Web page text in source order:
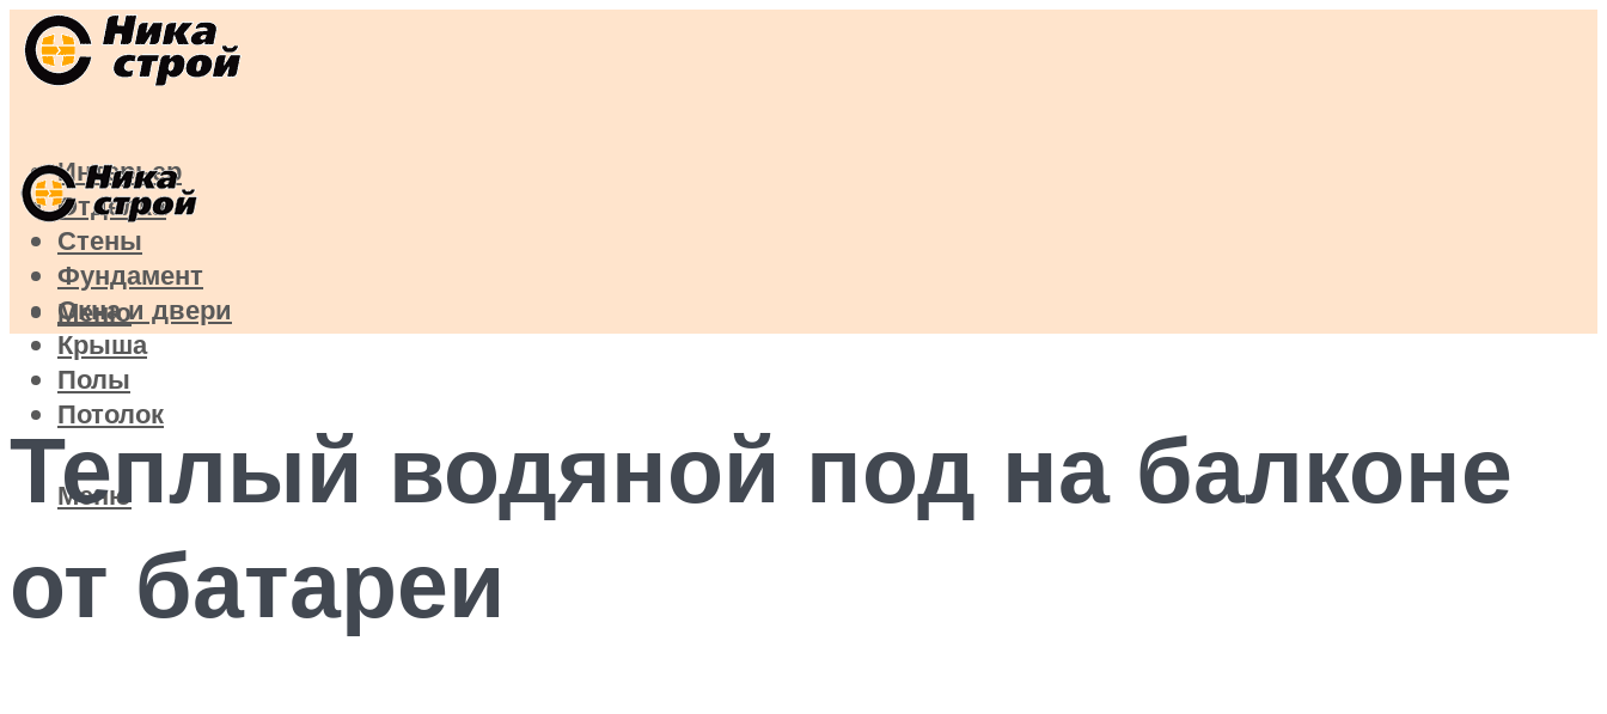
Интерьер
Отделка
Стены
Фундамент
Окна и двери
Крыша
Полы
Потолок
Меню
Меню
Теплый водяной под на балконе
от батареи